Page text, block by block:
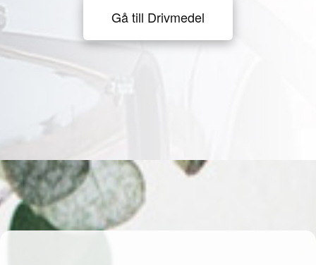
Gå till Drivmedel